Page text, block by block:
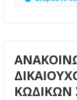
ΚΩΔΙΚΩΝ